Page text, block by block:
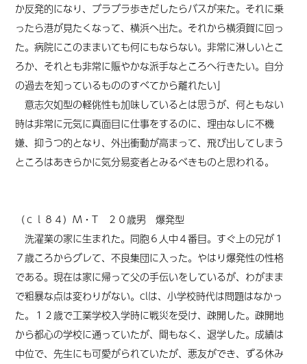
か反発的になり、ブラブラ歩きだしたらバスが来た。それに乗
ったら港が見たくなって、横浜へ出た。それから横須賀に回っ
た。病院にこのままいても何にもならない。非常に淋しいとこ
ろか、それとも非常に賑やかな派手なところへ行きたい。自分
の過去を知っているもののすべてから離れたい」
意志欠如型の軽佻性も加味しているとは思うが、何ともない
時は非常に元気に真面目に仕事をするのに、理由なしに不機
嫌、抑うつ的となり、外出衝動が高まって、飛び出してしまう
ところはあきらかに気分易変者とみるべきものと思われる。
（ｃｌ８４）M・T ２０歳男爆発型
洗濯業の家に生まれた。同胞６人中４番目。すぐ上の兄が１
７歳ころからグレて、不良集団に入った。やはり爆発性の性格
である。現在は家に帰って父の手伝いをしているが、わがまま
で粗暴な点は変わりがない。clは、小学校時代は問題はなかっ
た。１２歳で工業学校入学時に戦災を受け、疎開した。疎開地
から都心の学校に通っていたが、間もなく、退学した。成績は
中位で、先生にも可愛がられていたが、悪友ができ、ずる休み